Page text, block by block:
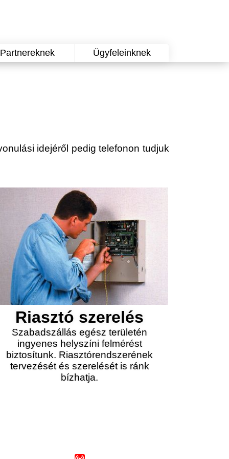
Partnereknek Ügyfeleinknek
idejéről pedig telefonon tudjuk
Riasztó szerelés
Szabadszállás egész területén
ingyenes helyszíni felmérést
biztosítunk. Riasztórendszerének
tervezését és szerelését is ránk
bízhatja.